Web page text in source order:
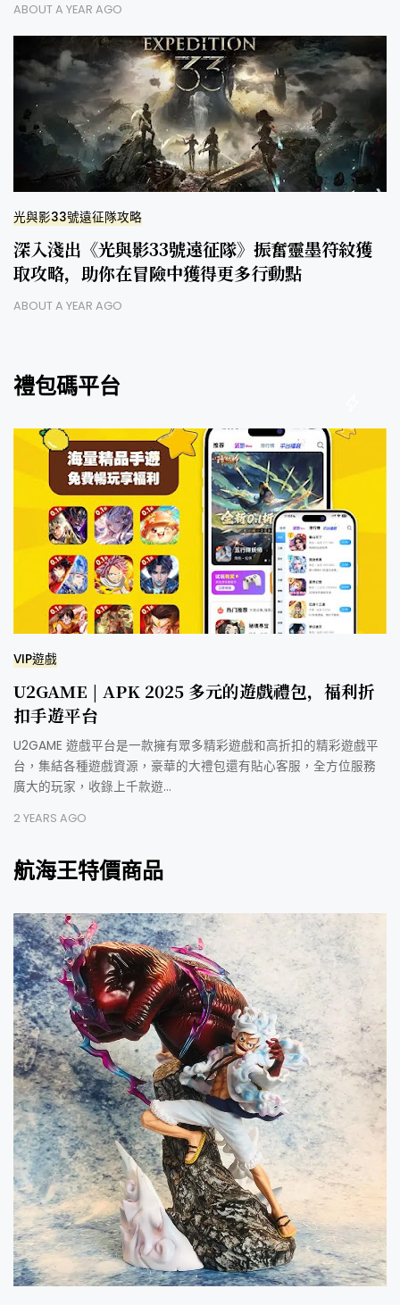
ABOUT A YEAR AGO
光與影33號遠征隊攻略
深入淺出《光與影33號遠征隊》振奮靈墨符紋獲
取攻略，助你在冒險中獲得更多行動點
ABOUT A YEAR AGO
禮包碼平台
VIP遊戲
U2GAME | APK 2025 多元的遊戲禮包，福利折
扣手遊平台
U2GAME 遊戲平台是一款擁有眾多精彩遊戲和高折扣的精彩遊戲平
台，集結各種遊戲資源，豪華的大禮包還有貼心客服，全方位服務
廣大的玩家，收錄上千款遊…
2 YEARS AGO
航海王特價商品